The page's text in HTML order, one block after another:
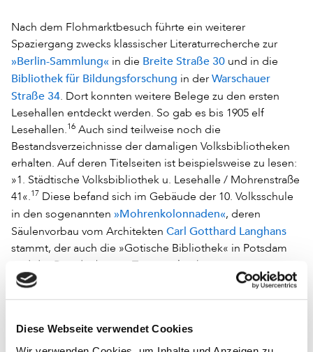
Diese Webseite verwendet Cookies
Nach dem Flohmarktbesuch führte ein weiterer
Spaziergang zwecks klassischer Literaturrecherche zur
»Berlin-Sammlung« in die Breite Straße 30 und in die
Bibliothek für Bildungsforschung in der Warschauer
Straße 34. Dort konnten weitere Belege zu den ersten
Lesehallen entdeckt werden. So gab es bis 1905 elf
Lesehallen.16 Auch sind teilweise noch die
Bestandsverzeichnisse der damaligen Volksbibliotheken
erhalten. Auf deren Titelseiten ist beispielsweise zu lesen:
»1. Städtische Volksbibliothek u. Lesehalle / Mohrenstraße
41«.17 Diese befand sich im Gebäude der 10. Volksschule
in den sogenannten »Mohrenkolonnaden«, deren
Säulenvorbau vom Architekten Carl Gotthard Langhans
stammt, der auch die »Gotische Bibliothek« in Potsdam
und das Brandenburger Tor gestaltet hat.
Recherchiert man darüber hinaus in Adressbüchern,
Nachschlagewerken aus der Zeit vor 1929, lassen sich